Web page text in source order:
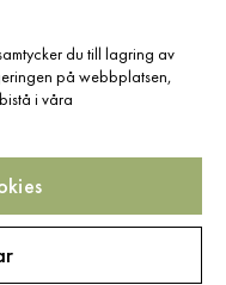
du till lagring av
på webbplatsen,
i våra